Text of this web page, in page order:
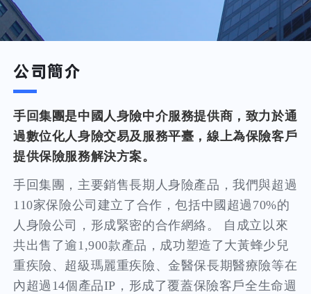
公司簡介
手回集團是中國人身險中介服務提供商，致力於通
過數位化人身險交易及服務平臺，線上為保險客戶
提供保險服務解決方案。
手回集團，主要銷售長期人身險產品，我們與超過
110家保險公司建立了合作，包括中國超過70%的
人身險公司，形成緊密的合作網絡。 自成立以來
共出售了逾1,900款產品，成功塑造了大黃蜂少兒
重疾險、超級瑪麗重疾險、金醫保長期醫療險等在
內超過14個產品IP，形成了覆蓋保險客戶全生命週